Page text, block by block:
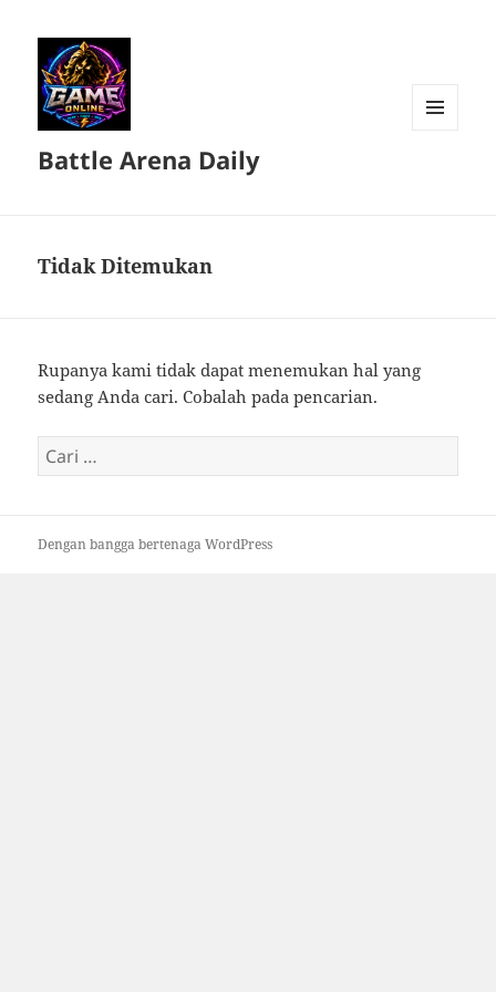
Battle Arena Daily
Tidak Ditemukan
Rupanya kami tidak dapat menemukan hal yang
sedang Anda cari. Cobalah pada pencarian.
Cari
untuk:
Dengan bangga bertenaga WordPress